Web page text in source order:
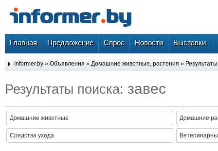
Главная Предложение Спрос Новости Выставки
Informer.by » Объявления » Домашние животные, растения »
Результаты поиска: завес
Домашние животные Домашние
Средства ухода